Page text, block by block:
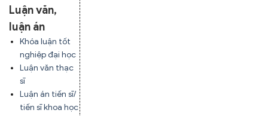
Luận văn,
luận án
Khóa luận tốt
nghiệp đại học
Luận văn thạc
sĩ
Luận án tiến sĩ/
tiến sĩ khoa học